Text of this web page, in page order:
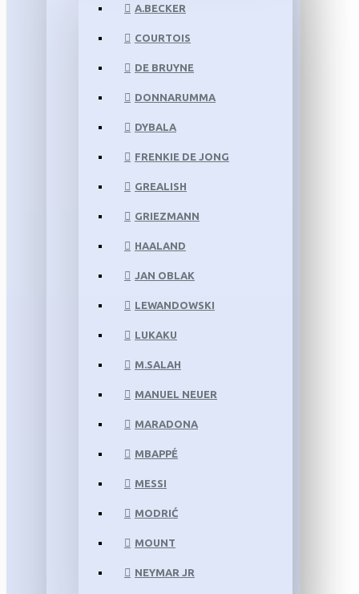
A.BECKER
COURTOIS
DE BRUYNE
DONNARUMMA
DYBALA
FRENKIE DE JONG
GREALISH
GRIEZMANN
HAALAND
JAN OBLAK
LEWANDOWSKI
LUKAKU
M.SALAH
MANUEL NEUER
MARADONA
MBAPPÉ
MESSI
MODRIĆ
MOUNT
NEYMAR JR